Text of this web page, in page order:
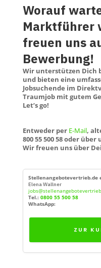
Worauf
Marktführer
freuen uns
Bewerbung!
Wir unterstützen Dich
und bieten eine
Jobsuchende im
Traumjob mit gutem
Let’s go!
Entweder per E-Mail,
800 55 500 58 oder
Wir freuen uns über
Stellenangebotevertrieb.de
Elena Wallner
Tel.: 0800 55 500 58
WhatsApp:
ZUR